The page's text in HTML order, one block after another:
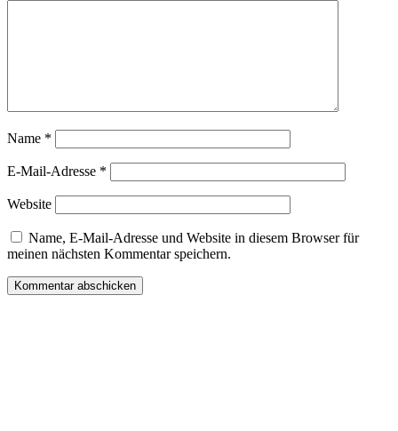
Name *
E-Mail-Adresse *
Website
Name, E-Mail-Adresse und Website in diesem Browser für
meinen nächsten Kommentar speichern.